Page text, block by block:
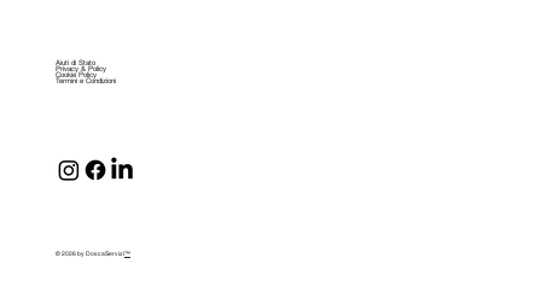
Aiuti di Stato
Privacy & Policy
Cookie Policy
Termini e Condizioni
© 2026 by DoscaServizi™